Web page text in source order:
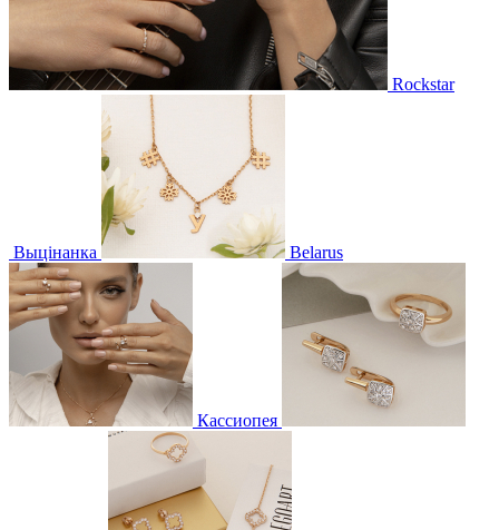
Rockstar
Выцінанка Belarus
Кассиопея